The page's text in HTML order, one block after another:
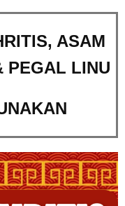
ASAM
PEGAL LINU